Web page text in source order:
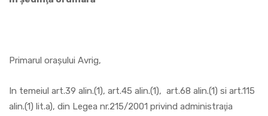
Primarul oraşului Avrig,
In temeiul art.39 alin.(1), art.45 alin.(1), art.68 alin.(1) si art.115
alin.(1) lit.a), din Legea nr.215/2001 privind administraţia